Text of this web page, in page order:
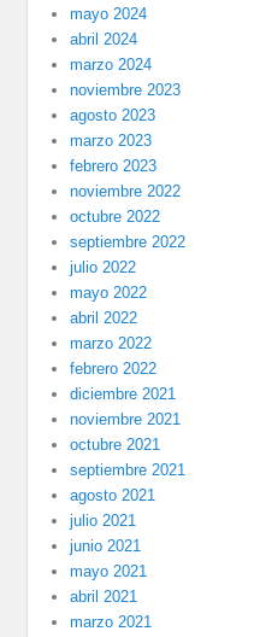
mayo 2024
abril 2024
marzo 2024
noviembre 2023
agosto 2023
marzo 2023
febrero 2023
noviembre 2022
octubre 2022
septiembre 2022
julio 2022
mayo 2022
abril 2022
marzo 2022
febrero 2022
diciembre 2021
noviembre 2021
octubre 2021
septiembre 2021
agosto 2021
julio 2021
junio 2021
mayo 2021
abril 2021
marzo 2021